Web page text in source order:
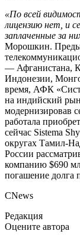
«По всей
лицензию нет, и
заплаченные за
Морошкин.
— Афганистана,
Индонезии,
время, АФК
на индийский
модернизировав
работала
сейчас Sistema
округах Тамил-
России
компанию $690
погашение долга
CNews
Редакция
Оцените автора